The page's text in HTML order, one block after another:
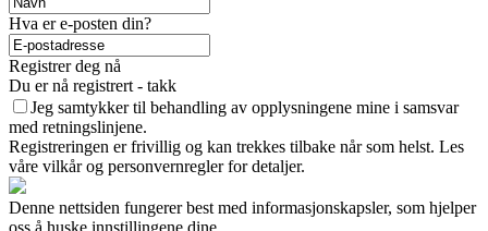
Hva er e-posten din?
Registrer deg nå
Du er nå registrert - takk
Jeg samtykker til behandling av opplysningene mine i samsvar
med retningslinjene.
Registreringen er frivillig og kan trekkes tilbake når som helst. Les
våre vilkår og personvernregler for detaljer.
Denne nettsiden fungerer best med informasjonskapsler, som hjelper